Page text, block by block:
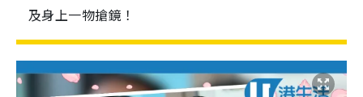
及身上一物搶鏡！